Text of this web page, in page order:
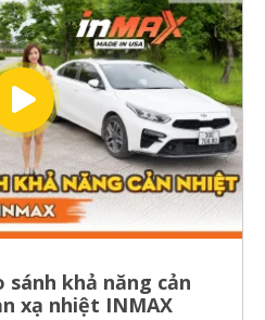
sánh khả năng cản
xạ nhiệt INMAX